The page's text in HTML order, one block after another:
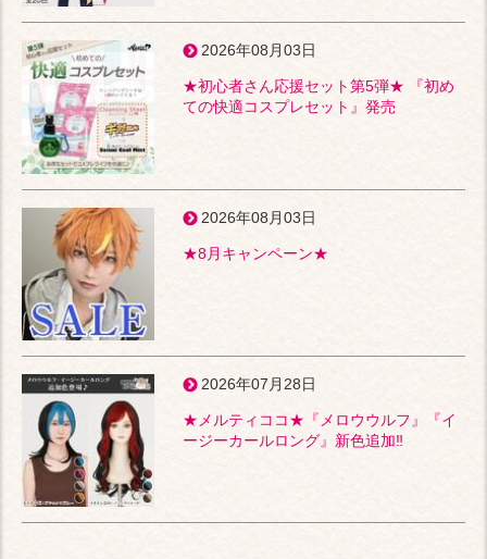
2026年08月03日
★初心者さん応援セット第5弾★ 『初め
ての快適コスプレセット』発売
2026年08月03日
★8月キャンペーン★
2026年07月28日
★メルティココ★『メロウウルフ』『イ
ージーカールロング』新色追加‼